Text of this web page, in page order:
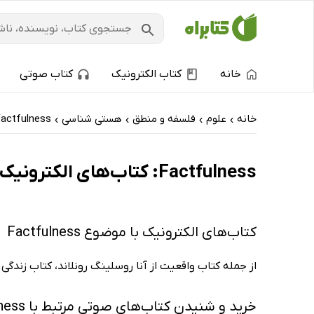
خانه کتاب الکترونیک کتاب صوتی
خانه › علوم › فلسفه و منطق › هستی شناسی ›
Factfulness: کتاب‌های الکترونیک و کتاب‌های صوتی - پربحث‌ها
کتاب‌های الکترونیک با موضوع Factfulness
از جمله کتاب واقعیت از آنا روسلینگ رونلاند، کتاب
خرید و شنیدن کتاب‌های صوتی مرتبط با Factfulness